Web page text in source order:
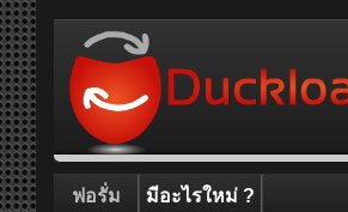
ฟอรั่ม มีอะไรใหม่ ?